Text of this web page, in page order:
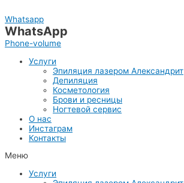
к
содержимому
Whatsapp
WhatsApp
Phone-volume
Услуги
Эпиляция лазером Александрит
Депиляция
Косметология
Брови и ресницы
Ногтевой сервис
О нас
Инстаграм
Контакты
Меню
Услуги